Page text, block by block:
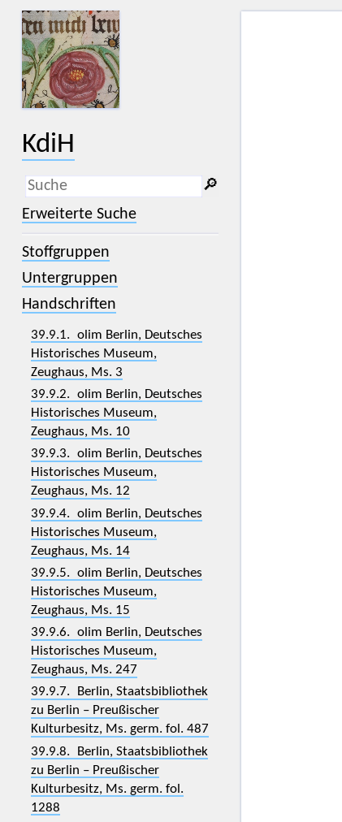
KdiH
_
(der Unterstrich) ist Platzhalter für
genau ein Zeichen.
% (das Prozentzeichen) ist Platzhalter
für kein, ein oder mehr als ein
🔎︎
Erweiterte Suche
Stoffgruppen
Untergruppen
Handschriften
39.9.1. olim Berlin, Deutsches
Historisches Museum,
Zeughaus, Ms. 3
39.9.2. olim Berlin, Deutsches
Historisches Museum,
Zeughaus, Ms. 10
39.9.3. olim Berlin, Deutsches
Historisches Museum,
Zeughaus, Ms. 12
39.9.4. olim Berlin, Deutsches
Historisches Museum,
Zeughaus, Ms. 14
39.9.5. olim Berlin, Deutsches
Historisches Museum,
Zeughaus, Ms. 15
39.9.6. olim Berlin, Deutsches
Historisches Museum,
Zeughaus, Ms. 247
39.9.7. Berlin, Staatsbibliothek
zu Berlin – Preußischer
Kulturbesitz, Ms. germ. fol. 487
39.9.8. Berlin, Staatsbibliothek
zu Berlin – Preußischer
Kulturbesitz, Ms. germ. fol.
1288